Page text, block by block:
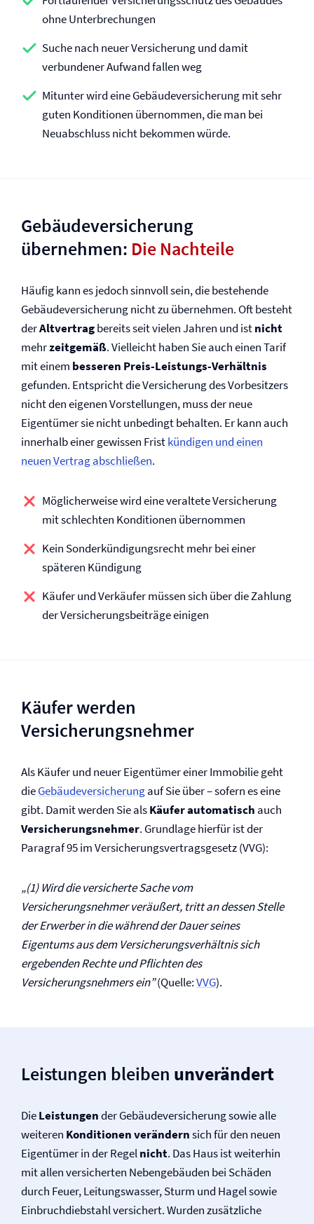
ohne Unterbrechungen
Suche nach neuer Versicherung und damit
verbundener Aufwand fallen weg
Mitunter wird eine Gebäude­versicherung mit sehr
guten Konditionen übernommen, die man bei
Neuabschluss nicht bekommen würde.
Gebäude­versicherung
übernehmen: Die Nachteile
Häufig kann es jedoch sinnvoll sein, die bestehende
Gebäude­versicherung nicht zu übernehmen. Oft besteht
derAltvertragbereits seit vielen Jahren und istnicht
mehrzeitgemäß. Vielleicht haben Sie auch einen Tarif
mit einem besseren Preis-Leistungs-Verhältnis
gefunden. Entspricht die Versicherung des Vorbesitzers
nicht den eigenen Vorstellungen, muss der neue
Eigentümer sie nicht unbedingt behalten. Er kann auch
innerhalb einer gewissen Fristkündigen und einen
neuen Vertrag abschließen.
Möglicherweise wird eine veraltete Versicherung
mit schlechten Konditionen übernommen
Kein Sonderkündigungsrecht mehr bei einer
späteren Kündigung
Käufer und Verkäufer müssen sich über die Zahlung
der Versicherungsbeiträge einigen
Käufer werden
Versicherungsnehmer
Als Käufer und neuer Eigentümer einer Immobilie geht
dieGebäude­versicherungauf Sie über – sofern es eine
gibt. Damit werden Sie alsKäufer automatisch auch
Versicherungsnehmer. Grundlage hierfür ist der
Paragraf 95 im Versicherungs­vertrags­gesetz (VVG):
„(1) Wird die versicherte Sache vom
Versicherungsnehmer veräußert, tritt an dessen Stelle
der Erwerber in die während der Dauer seines
Eigentums aus dem Versicherungs­verhältnis sich
ergebenden Rechte und Pflichten des
Versicherungsnehmers ein”(Quelle:VVG).
Leistungen bleiben unverändert
DieLeistungender Gebäude­versicherung sowie alle
weiteren Konditionen verändernsich für den neuen
Eigentümer in der Regelnicht. Das Haus ist weiterhin
mit allen versicherten Nebengebäuden bei Schäden
durch Feuer, Leitungswasser, Sturm und Hagel sowie
Einbruchdiebstahl versichert. Wurden zusätzliche